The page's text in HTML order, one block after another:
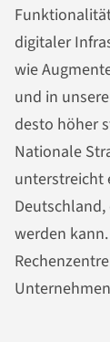
digitaler
wie
und in
desto höher
Nationale
unterstreicht
werden